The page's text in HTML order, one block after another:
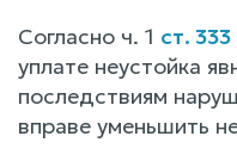
Согласно ч. 1 ст.
уплате неустойка
последствиям
вправе уменьшить